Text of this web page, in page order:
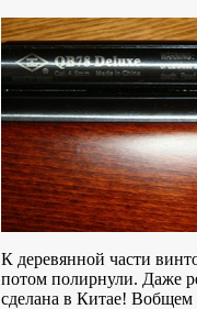
К деревянной части
потом полирнули. Даже
сделана в Китае!